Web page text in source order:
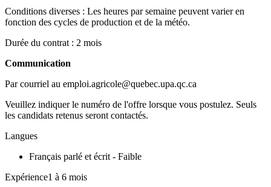
Conditions diverses : Les heures par semaine peuvent varier en
fonction des cycles de production et de la météo.
Durée du contrat : 2 mois
Communication
Par courriel au emploi.agricole@quebec.upa.qc.ca
Veuillez indiquer le numéro de l'offre lorsque vous postulez. Seuls
les candidats retenus seront contactés.
Langues
Français parlé et écrit - Faible
Expérience1 à 6 mois